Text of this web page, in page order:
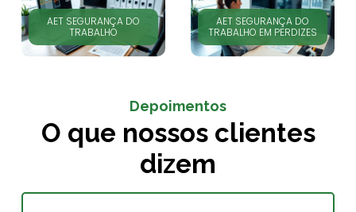
AET SEGURANÇA DO
TRABALHO
AET SEGURANÇA DO
TRABALHO EM PERDIZES
Depoimentos
O que nossos clientes
dizem